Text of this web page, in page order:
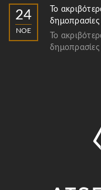
24
ΝΟΈ
Το
Το
δημοπρασίες